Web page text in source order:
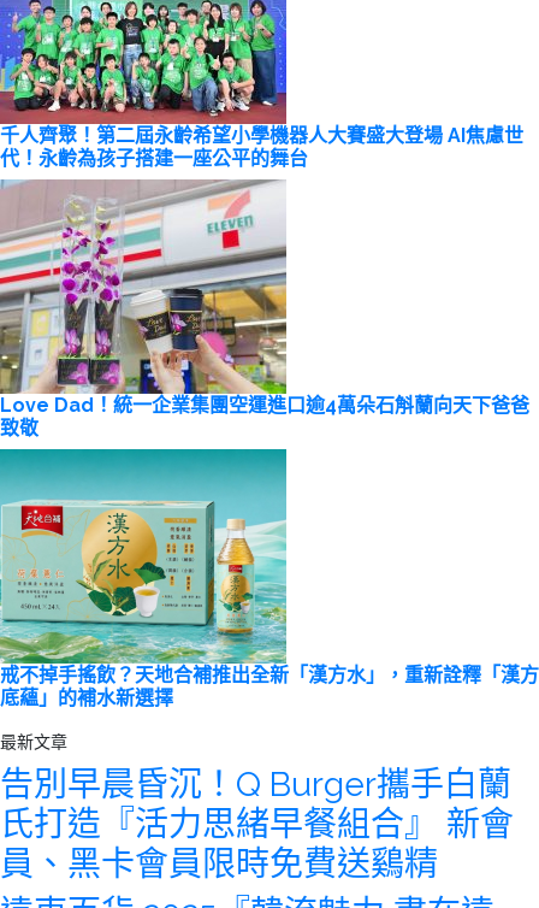
千人齊聚！第二屆永齡希望小學機器人大賽盛大登場 AI焦慮世
代！永齡為孩子搭建一座公平的舞台
Love Dad！統一企業集團空運進口逾4萬朵石斛蘭向天下爸爸
致敬
戒不掉手搖飲？天地合補推出全新「漢方水」，重新詮釋「漢方
底蘊」的補水新選擇
最新文章
告別早晨昏沉！Q Burger攜手白蘭
氏打造『活力思緒早餐組合』 新會
員、黑卡會員限時免費送鷄精